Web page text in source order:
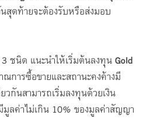
ดท้ายจะต้องรับหรือส่งมอบ
ชนิด แนะนำให้เริ่มต้นลงทุนGold
ณการซื้อขายและสถานะคงค้างมี
กันสามารถเริ่มลงทุนด้วยเงิน
มูลค่าไม่เกิน 10% ของมูลค่าสัญญา